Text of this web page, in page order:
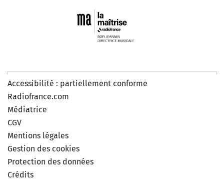
Accessibilité : partiellement conforme
Radiofrance.com
Médiatrice
CGV
Mentions légales
Gestion des cookies
Protection des données
Crédits